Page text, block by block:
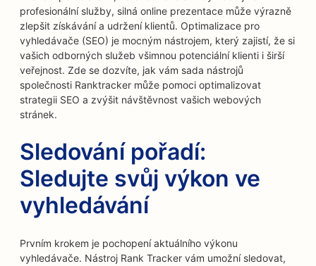
profesionální služby, silná online prezentace může výrazně
zlepšit získávání a udržení klientů. Optimalizace pro
vyhledávače (SEO) je mocným nástrojem, který zajistí, že si
vašich odborných služeb všimnou potenciální klienti i širší
veřejnost. Zde se dozvíte, jak vám sada nástrojů
společnosti Ranktracker může pomoci optimalizovat
strategii SEO a zvýšit návštěvnost vašich webových
stránek.
Sledování pořadí:
Sledujte svůj výkon ve
vyhledávání
Prvním krokem je pochopení aktuálního výkonu
vyhledávače. Nástroj Rank Tracker vám umožní sledovat,